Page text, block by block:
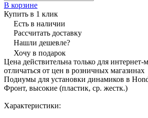
В корзине
Купить в 1 клик
Есть в наличии
Рассчитать доставку
Нашли дешевле?
Хочу в подарок
Цена действительна только для интернет-
отличаться от цен в розничных магазинах
Подиумы для установки динамиков в
Фронт, высокие (пластик, ср. жестк.)
Характеристики: